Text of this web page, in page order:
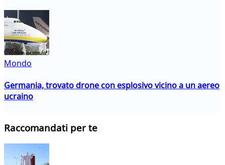
Mondo
Germania, trovato drone con esplosivo vicino a un aereo
ucraino
Raccomandati per te